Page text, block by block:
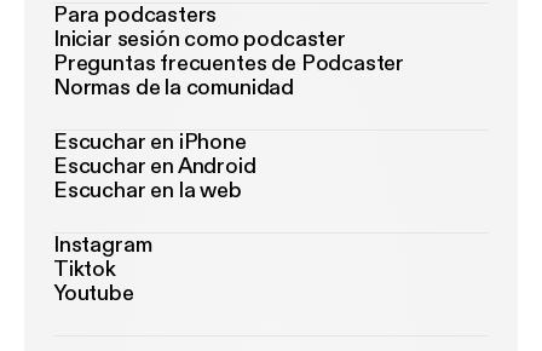
Para podcasters
Iniciar sesión como podcaster
Preguntas frecuentes de Podcaster
Normas de la comunidad
Escuchar en iPhone
Escuchar en Android
Escuchar en la web
Instagram
Tiktok
Youtube